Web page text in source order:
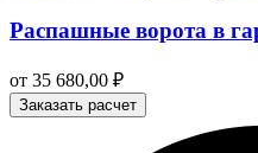
Распашные ворота в
от 35 680,00 ₽
Заказать расчет